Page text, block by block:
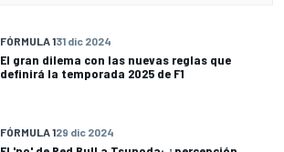
FÓRMULA 131 dic 2024
El gran dilema con las nuevas reglas que
definirá la temporada 2025 de F1
FÓRMULA 129 dic 2024